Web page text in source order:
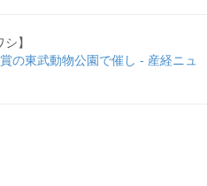
】
の東武動物公園で催し - 産経ニュ